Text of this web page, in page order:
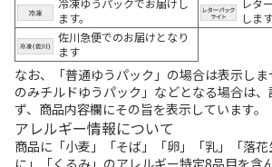
冷凍ゆうパックでお届けし
ます。
レタ
しま
佐川急便でのお届けとなり
ます
なお、「普通ゆうパック」の場合は表示し
のみチルドゆうパック」などとなる場合は
ず、商品内容欄にその旨を表示しています。
アレルギー情報について
商品に「小麦」「そば」「卵」「乳」「落
に」「くるみ」のアレルギー特定8品目を含